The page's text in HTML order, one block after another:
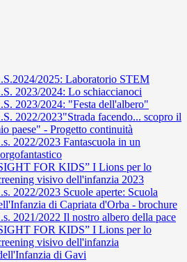
2025: Laboratorio STEM
2023/2024: Lo schiaccianoci
2023/2024: "Festa dell'albero"
2022/2023"Strada facendo... scopro il
paese" - Progetto continuità
2022/2023 Fantascuola in un
FOR KIDS” I Lions per lo
visivo dell'infanzia 2023
2022/2023 Scuole aperte: Scuola
di Capriata d'Orba - brochure
2021/2022 Il nostro albero della pace
FOR KIDS” I Lions per lo
visivo dell'infanzia
di Gavi